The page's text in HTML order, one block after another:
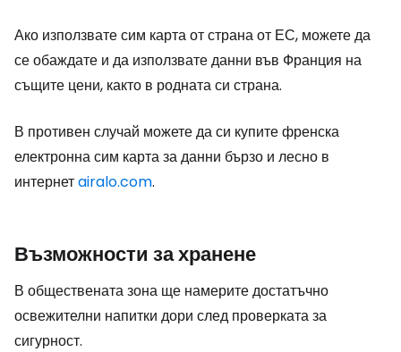
Ако използвате сим карта от страна от ЕС, можете да
се обаждате и да използвате данни във Франция на
същите цени, както в родната си страна.
В противен случай можете да си купите френска
електронна сим карта за данни бързо и лесно в
интернетairalo.com.
Възможности за хранене
В обществената зона ще намерите достатъчно
освежителни напитки дори след проверката за
сигурност.